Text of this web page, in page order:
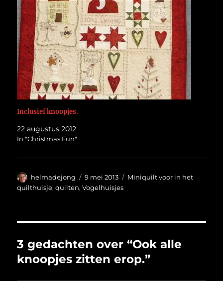
Inclusief knoopjes.
22 augustus 2012
In "Christmas Fun"
Auteur
helmadejong
Geplaatst
op
9 mei 2013 Categorieën
Miniquilt voor in het
quilthuisje,quilten,Vogelhuisjes
3 gedachten over “Ook alle
knoopjes zitten erop.”